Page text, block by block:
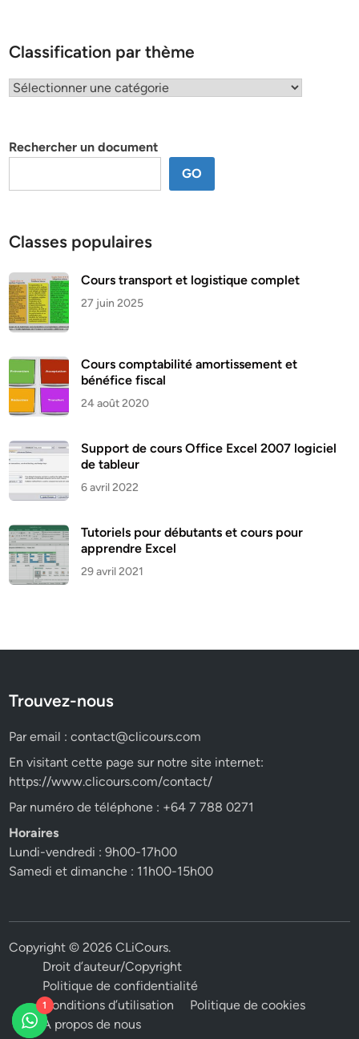
Classification par thème
Classification
Rechercher un document
GO
Classes populaires
Cours transport et logistique complet
27 juin 2025
Cours comptabilité amortissement et
bénéfice fiscal
24 août 2020
Support de cours Office Excel 2007 logiciel
de tableur
6 avril 2022
Tutoriels pour débutants et cours pour
apprendre Excel
29 avril 2021
Trouvez-nous
Par email :contact@clicours.com
En visitant cette page sur notre site internet:
https://www.clicours.com/contact/
Par numéro de téléphone : +64 7 788 0271
Horaires
Lundi-vendredi : 9h00-17h00
Samedi et dimanche : 11h00-15h00
Copyright © 2026CLiCours.
Droit d’auteur/Copyright
Politique de confidentialité
Conditions d’utilisation
Politique de cookies
A propos de nous
1